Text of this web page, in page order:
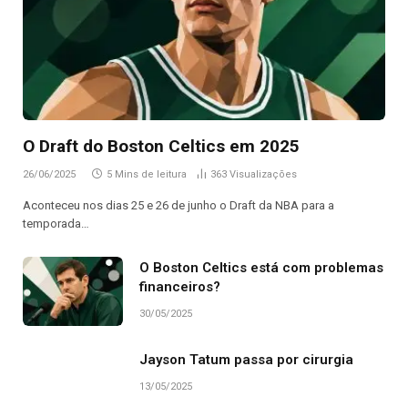
O Draft do Boston Celtics em 2025
26/06/2025 5 Mins de leitura 363 Visualizações
Aconteceu nos dias 25 e 26 de junho o Draft da NBA para a
temporada…
O Boston Celtics está com problemas
financeiros?
30/05/2025
Jayson Tatum passa por cirurgia
13/05/2025